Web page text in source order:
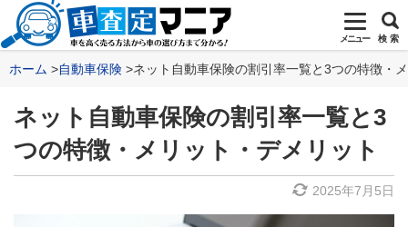
メニュー 検 索
ホーム 自動車保険 ネット自動車保険の割引率一覧と3つの特徴・
ネット自動車保険の割引率一覧と3
つの特徴・メリット・デメリット
2025年7月5日